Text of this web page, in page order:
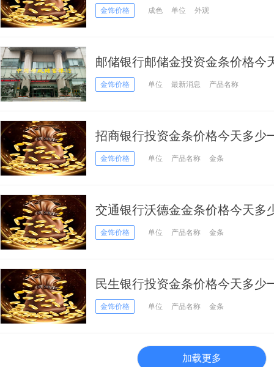
金饰价格 成色 单位 外观
邮储银行邮储金投资金条价格今
02日）
金饰价格 单位 最新消息 产品名称
招商银行投资金条价格今天多少
金饰价格 单位 产品名称 金条
交通银行沃德金金条价格今天多
日）
金饰价格 单位 产品名称 金条
民生银行投资金条价格今天多少
金饰价格 单位 产品名称 金条
加载更多